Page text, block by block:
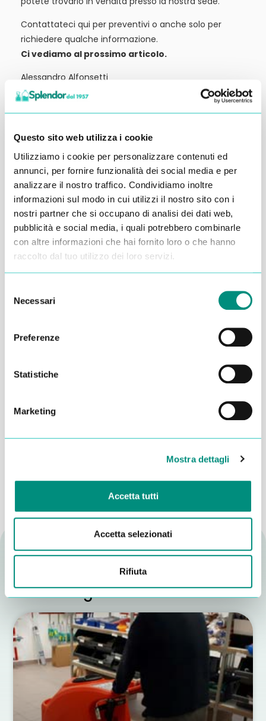
Questo sito web utilizza i cookie
Utilizziamo i cookie per personalizzare contenuti ed
annunci, per fornire funzionalità dei social media e per
analizzare il nostro traffico. Condividiamo inoltre
informazioni sul modo in cui utilizzi il nostro sito con i
nostri partner che si occupano di analisi dei dati web,
pubblicità e social media, i quali potrebbero combinarle
con altre informazioni che hai fornito loro o che hanno
raccolto dal tuo utilizzo dei loro servizi.
delNecessari
Preferenze
Statistiche
Marketing
Mostra dettagli
Accetta tutti
Accetta selezionati
Rifiuta
Contattateci qui per preventivi o anche solo per
richiedere qualche informazione.
Ci vediamo al prossimo articolo.
Alessandro Alfonsetti
Inserisci i tuoi dati qui, ti ricontatteremo
entro 48 ore
Dichiaro di aver letto la
e acconsento al
Altri consigli utili